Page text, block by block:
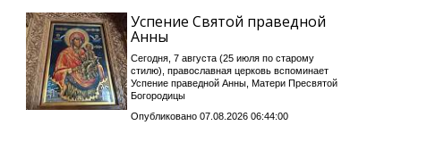
Успение Святой праведной
Анны
Сегодня, 7 августа (25 июля по старому
стилю), православная церковь вспоминает
Успение праведной Анны, Матери Пресвятой
Богородицы
Опубликовано 07.08.2026 06:44:00